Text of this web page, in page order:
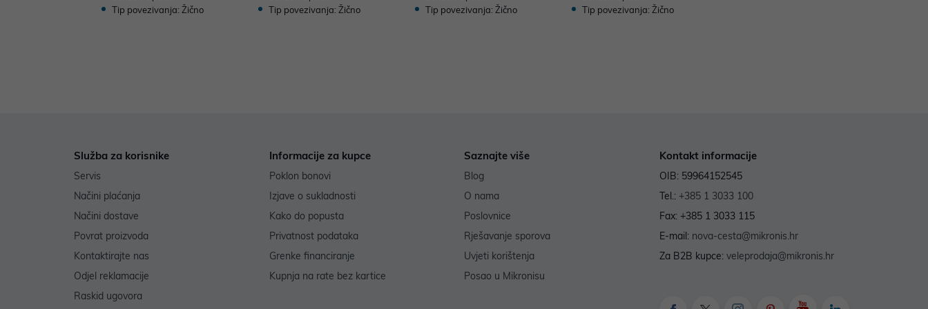
Tip povezivanja: Žično
Tip povezivanja: Žično
Tip povezivanja: Žično
Tip povezivanja: Žično
Služba za korisnike
Servis
Načini plaćanja
Načini dostave
Povrat proizvoda
Kontaktirajte nas
Odjel reklamacije
Raskid ugovora
Informacije za kupce
Poklon bonovi
Izjave o sukladnosti
Kako do popusta
Privatnost podataka
Grenke financiranje
Kupnja na rate bez kartice
Saznajte više
Blog
O nama
Poslovnice
Rješavanje sporova
Uvjeti korištenja
Posao u Mikronisu
Kontakt informacije
OIB: 59964152545
Tel.: +385 1 3033 100
Fax: +385 1 3033 115
E-mail: nova-cesta@mikronis.hr
Za B2B kupce: veleprodaja@mikronis.hr